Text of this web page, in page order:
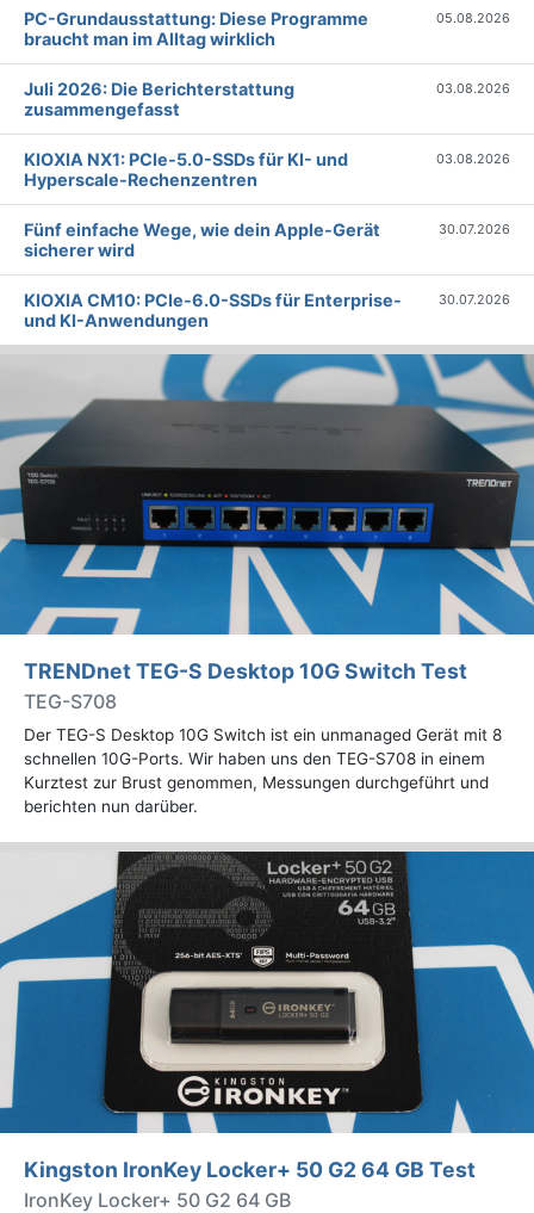
PC-Grundausstattung: Diese Programme
braucht man im Alltag wirklich
05.08.2026
Juli 2026: Die Bericht­erstattung
zusammengefasst
03.08.2026
KIOXIA NX1: PCIe-5.0-SSDs für KI- und
Hyperscale-Rechenzentren
03.08.2026
Fünf einfache Wege, wie dein Apple-Gerät
sicherer wird
30.07.2026
KIOXIA CM10: PCIe-6.0-SSDs für Enterprise-
und KI-Anwendungen
30.07.2026
TRENDnet TEG-S Desktop 10G Switch Test
TEG-S708
Der TEG-S Desktop 10G Switch ist ein unmanaged Gerät mit 8
schnellen 10G-Ports. Wir haben uns den TEG-S708 in einem
Kurztest zur Brust genommen, Messungen durchgeführt und
berichten nun darüber.
Kingston IronKey Locker+ 50 G2 64 GB Test
IronKey Locker+ 50 G2 64 GB